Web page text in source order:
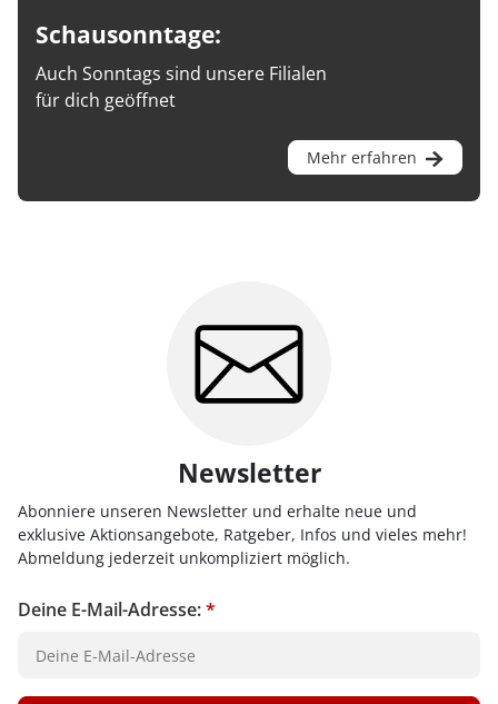
Schausonntage:
Auch Sonntags sind unsere Filialen
für dich geöffnet
Mehr erfahren
Newsletter
Abonniere unseren Newsletter und erhalte neue und
exklusive Aktionsangebote, Ratgeber, Infos und vieles mehr!
Abmeldung jederzeit unkompliziert möglich.
Deine E-Mail-Adresse:*